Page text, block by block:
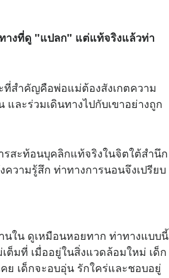
างที่ดู "แปลก" แต่แท้จริงแล้วท่า
สำคัญคือพ่อแม่ต้องสังเกตความ
และร่วมเดินทางไปกับเขาอย่างถูก
รสะท้อนบุคลิกแท้จริงในจิตใต้สำนึก
ความรู้สึก ท่าทางการนอนจึงเปรียบ
นใน ดูเหมือนหอยทาก ท่าทางแบบนี้
ต็มที่ เมื่ออยู่ในสิ่งแวดล้อมใหม่ เด็ก
เด็กจะอบอุ่น รักใคร่และชอบอยู่